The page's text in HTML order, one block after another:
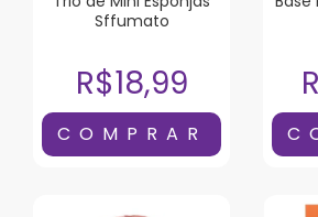
Sffumato
R$18,99